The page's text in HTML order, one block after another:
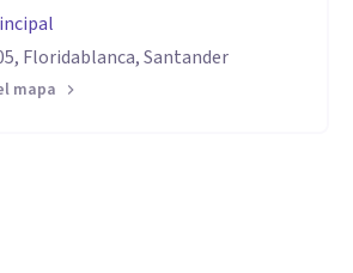
Floridablanca, Santander
mapa